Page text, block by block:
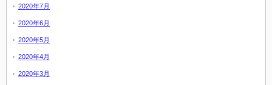
2020年7月
2020年6月
2020年5月
2020年4月
2020年3月